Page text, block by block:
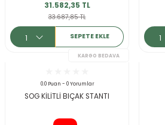
31.582,35 TL
33.687,85 TL
SEPETE EKLE
0.0 Puan - 0 Yorumlar
SOG KİLİTLİ BIÇAK STANTI